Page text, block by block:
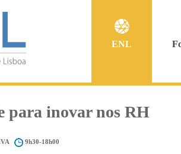
ENL
para inovar nos RH
9h30-18h00